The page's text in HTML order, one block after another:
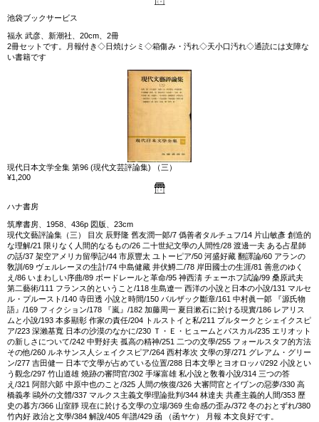
池袋ブックサービス
福永 武彦、新潮社、20cm、2冊
2冊セットです。月報付き◇日焼けシミ◇箱傷み・汚れ◇天小口汚れ◇通読には支障な
い書籍です
現代日本文学全集 第96 (現代文芸評論集) （三）
¥1,200
ハナ書房
筑摩書房、1958、436p 図版、23cm
現代文藝評論集（三） 目次 辰野隆 舊友潤一郞/7 僞善者タルチュフ/14 片山敏彥 創造的
な理解/21 限りなく人間的なるもの/26 二十世紀文學の人間性/28 渡邊一夫 ある占星師
の話/37 架空アメリカ留學記/44 市原豐太 ユトーピア/50 河盛好藏 翻譯論/60 アランの
敎訓/69 ヴェルレーヌの生計/74 中島健藏 井伏鱒二/78 岸田國士の生涯/81 善意のゆく
え/86 いまわしい序曲/89 ボードレールと革命/95 神西淸 チェーホフ試論/99 桑原武夫
第二藝術/111 フランス的ということ/118 生島遼一 西洋の小說と日本の小說/131 マルセ
ル・プルースト/140 寺田透 小說と時間/150 バルザック斷章/161 中村眞一郞 『源氏物
語』/169 フィクション/178 『嵐』/182 加藤周一 夏目漱石に於ける現實/186 レアリス
ムと小說/193 本多顯彰 作家の責任/204 トルストイと私/211 プルタークとシェイクスピ
ア/223 深瀨基寬 日本の沙漠のなかに/230 Ｔ・Ｅ・ヒュームとパスカル/235 エリオット
の新しさについて/242 中野好夫 孤高の精神/251 二つの文學/255 フォールスタフ的方法
その他/260 ルネサンス人シェイクスピア/264 西村孝次 文學の芽/271 グレアム・グリー
ン/277 吉田健一 日本で文學が占めている位置/288 日本文學とヨオロッパ/292 小說とい
う觀念/297 竹山道雄 燒跡の審問官/302 手塚富雄 私小說と敎養小說/314 三つの答
え/321 阿部六郞 中原中也のこと/325 人間の恢復/326 大審問官とイヷンの惡夢/330 高
橋義孝 鷗外の文體/337 マルクス主義文學理論批判/344 林達夫 共產主義的人間/353 歷
史の暮方/366 山室靜 現在に於ける文學の立場/369 生命感の歪み/372 冬のおとずれ/380
竹內好 政治と文學/384 解說/405 年譜/429 函 （函ヤケ） 月報 本文良好です。